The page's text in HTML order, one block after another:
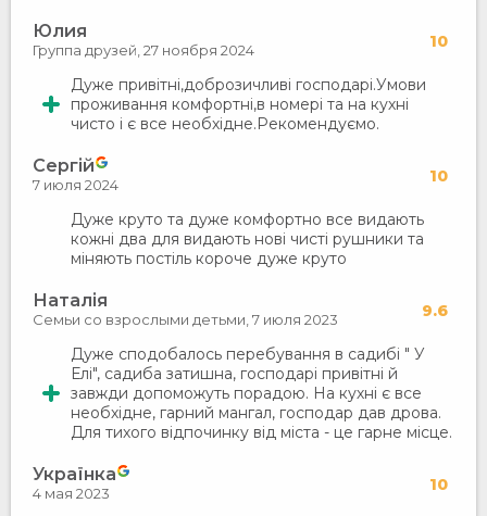
Юлия 10
Группа друзей, 27 ноября 2024
Дуже привітні,доброзичливі господарі.Умови
проживання комфортні,в номері та на кухні
чисто і є все необхідне.Рекомендуємо.
Сергій 10
7 июля 2024
Дуже круто та дуже комфортно все видають
кожні два для видають нові чисті рушники та
міняють постіль короче дуже круто
Наталія 9.6
Семьи со взрослыми детьми, 7 июля 2023
Дуже сподобалось перебування в садибі " У
Елі", садиба затишна, господарі привітні й
завжди допоможуть порадою. На кухні є все
необхідне, гарний мангал, господар дав дрова.
Для тихого відпочинку від міста - це гарне місце.
Українка 10
4 мая 2023